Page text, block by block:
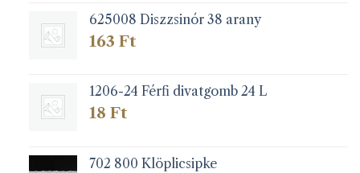
625008 Diszzsinór 38 arany
163 Ft
1206-24 Férfi divatgomb 24 L
18 Ft
702 800 Klöplicsipke